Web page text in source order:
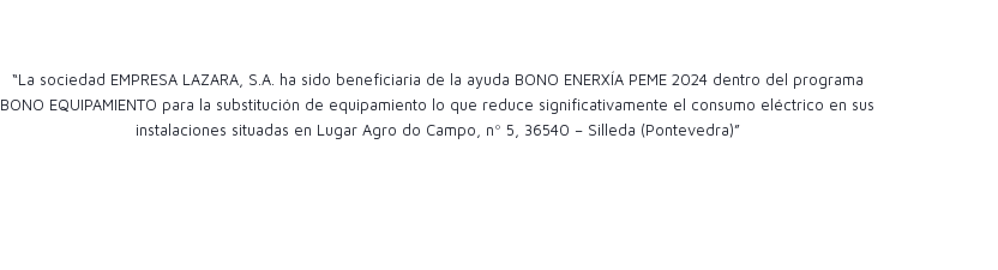
“La sociedad EMPRESA LAZARA, S.A. ha sido beneficiaria de la ayuda BONO ENERXÍA PEME 2024 dentro del programa
BONO EQUIPAMIENTO para la substitución de equipamiento lo que reduce significativamente el consumo eléctrico en sus
instalaciones situadas en Lugar Agro do Campo, nº 5, 36540 – Silleda (Pontevedra)”